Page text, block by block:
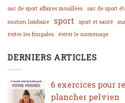
sac de sport affaires mouillées
sac de sport
soutien lombaire
sport sport et santé
éviter les fringales
éviter le surmenage
DERNIERS ARTICLES
6 exercices pour
plancher pelvien